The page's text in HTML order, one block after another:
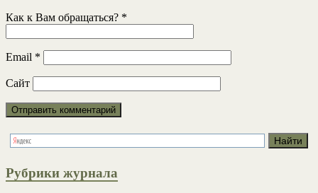
Как к Вам обращаться? *
Email *
Сайт
Рубрики журнала